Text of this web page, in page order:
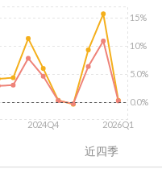
近四季
2024Q4 2026Q1
0.0%
5.0%
10%
15%